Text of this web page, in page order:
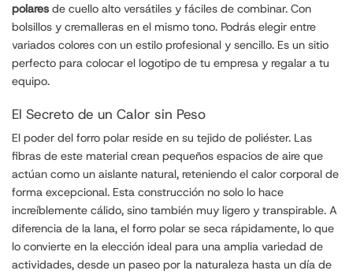
polares de cuello alto versátiles y fáciles de combinar. Con
bolsillos y cremalleras en el mismo tono. Podrás elegir entre
variados colores con un estilo profesional y sencillo. Es un sitio
perfecto para colocar el logotipo de tu empresa y regalar a tu
equipo.
El Secreto de un Calor sin Peso
El poder del forro polar reside en su tejido de poliéster. Las
fibras de este material crean pequeños espacios de aire que
actúan como un aislante natural, reteniendo el calor corporal de
forma excepcional. Esta construcción no solo lo hace
increíblemente cálido, sino también muy ligero y transpirable. A
diferencia de la lana, el forro polar se seca rápidamente, lo que
lo convierte en la elección ideal para una amplia variedad de
actividades, desde un paseo por la naturaleza hasta un día de